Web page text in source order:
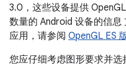
3.0，这些设备提供
数量的 Android 设备的信息
应用，请参阅 OpenGL ES
您应仔细考虑图形要求并选